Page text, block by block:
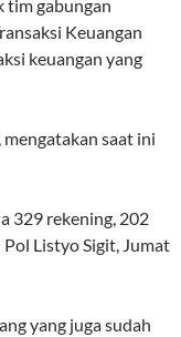
tim gabungan
Keuangan
keuangan yang
saat ini
329 rekening, 202
Listyo Sigit, Jumat
yang juga sudah